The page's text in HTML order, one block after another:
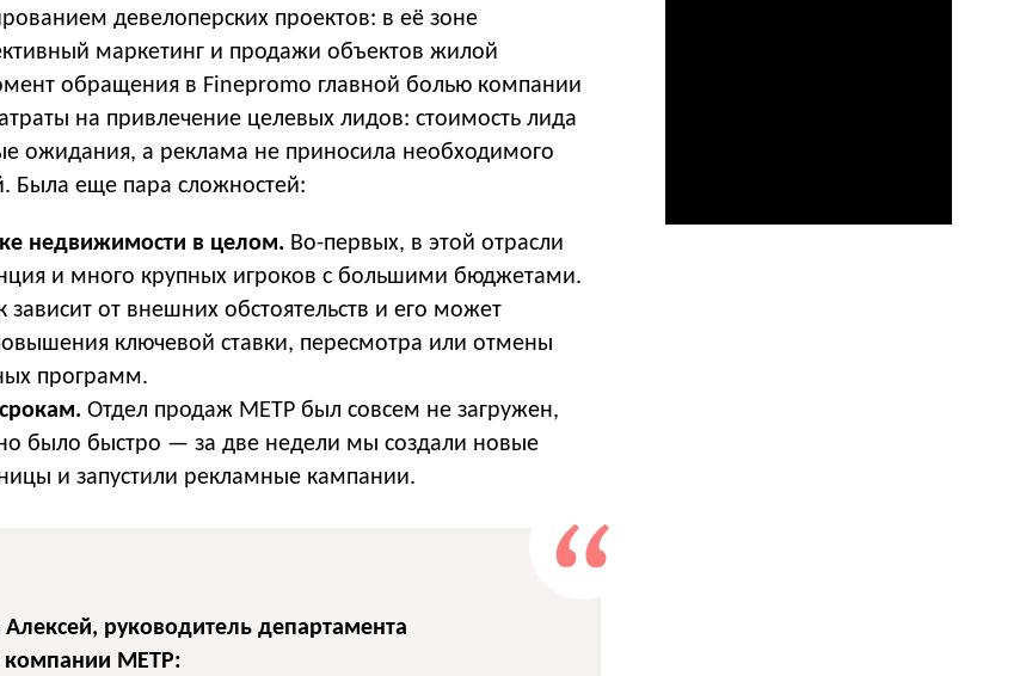
девелоперских проектов: в её зоне
маркетинг и продажи объектов жилой
обращения в Finepromo главной болью компании
на привлечение целевых лидов: стоимость лида
ожидания, а реклама не приносила необходимого
Была еще пара сложностей:
недвижимости в целом. Во-первых, в этой отрасли
и много крупных игроков с большими бюджетами.
от внешних обстоятельств и его может
ключевой ставки, пересмотра или отмены
программ.
Отдел продаж МЕТР был совсем не загружен,
было быстро — за две недели мы создали новые
и запустили рекламные кампании.
руководитель департамента
компании МЕТР: